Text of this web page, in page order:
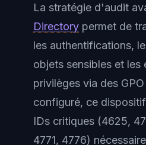
La stratégie d'audit
Directory permet de
les authentifications,
objets sensibles et les
privilèges via des
configuré, ce
IDs critiques (4625,
4771, 4776)